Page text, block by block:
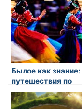
Былое как знание:
путешествия по
кулинарии